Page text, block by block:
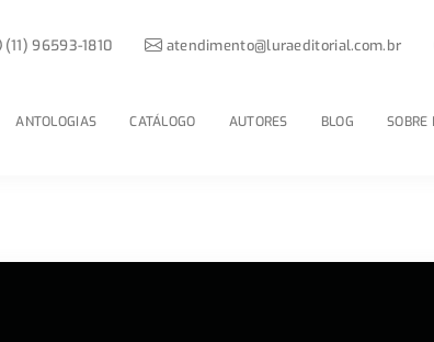
ANTOLOGIAS CATÁLOGO AUTORES BLOG SOBRE
(11) 96593-1810 atendimento@luraeditorial.com.br